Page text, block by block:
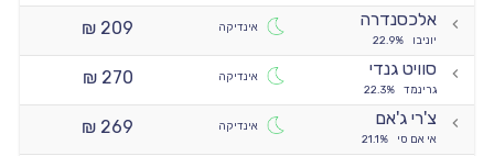
אלכסנדרה
יוניבו 22.9%
אינדיקה
209 ₪
סוויט גנדי
גרינמד 22.3%
אינדיקה
270 ₪
צ'רי ג'אם
אי אם סי 21.1%
אינדיקה
269 ₪